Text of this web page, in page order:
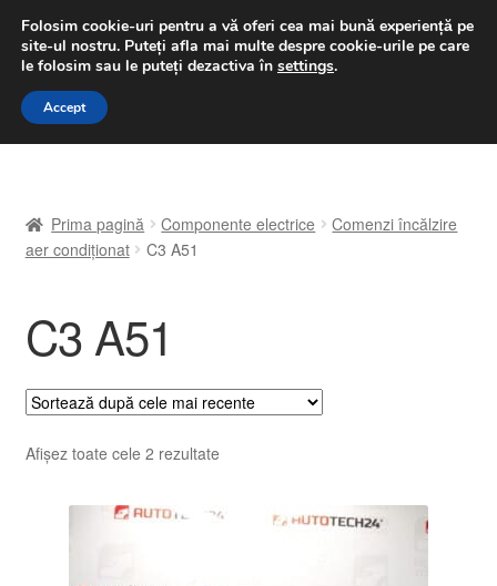
LIVRARE de la 33 lei
luni-vineri 9 a.m. - 4 p.m.031 229 6816
Sari
Sari
A lua legatura
Coș
Despre noi
Prima pagină Componente electrice
Comenzi încălzire
aer condiționat
C3 A51
C3 A51
Afișez toate cele 2 rezultateSortat
mai
Folosim cookie-uri pentru a vă oferi cea mai bună experiență pe
site-ul nostru. Puteți afla mai multe despre cookie-urile pe care
le folosim sau le puteți dezactiva în settings.
Accept